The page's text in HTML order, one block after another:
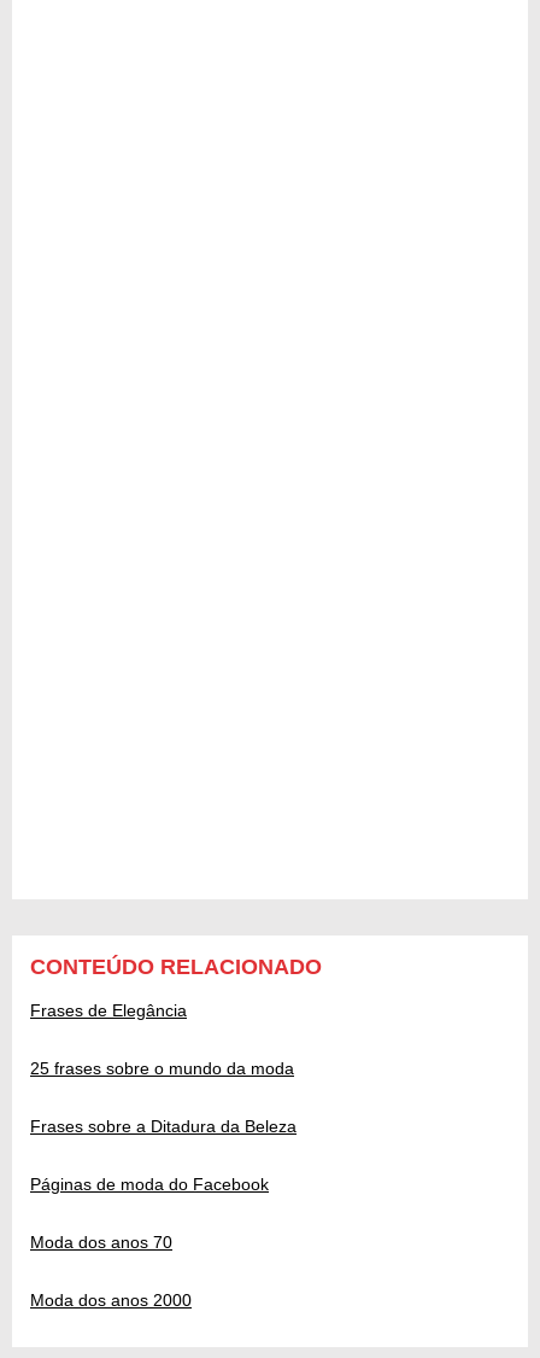
CONTEÚDO RELACIONADO
Frases de Elegância
25 frases sobre o mundo da moda
Frases sobre a Ditadura da Beleza
Páginas de moda do Facebook
Moda dos anos 70
Moda dos anos 2000